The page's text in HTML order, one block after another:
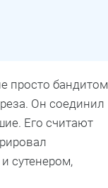
просто бандитом
Он соединил
Его считают
сутенером,